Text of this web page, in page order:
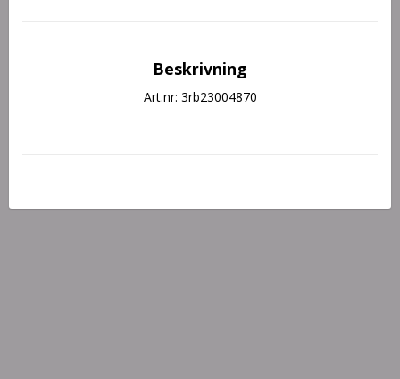
Beskrivning
Art.nr: 3rb23004870